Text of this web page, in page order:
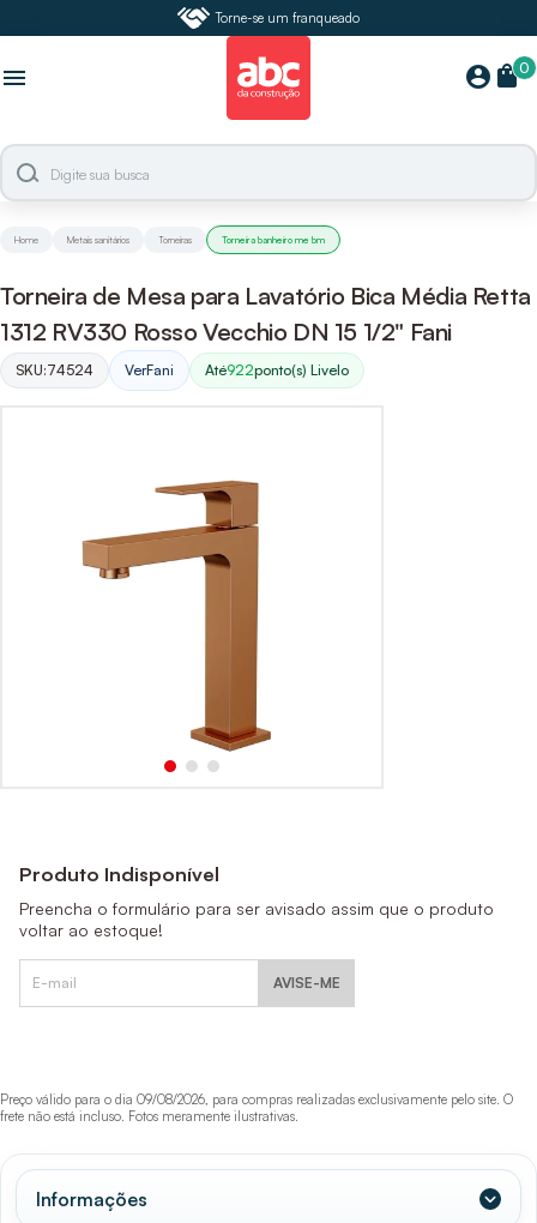
Torne-se um franqueado
menu account_circle 0
shopping_bag
Home Metais sanitários Torneiras Torneira banheiro me bm
Torneira de Mesa para Lavatório Bica Média Retta
1312 RV330 Rosso Vecchio DN 15 1/2" Fani
SKU:74524 VerFani Até922ponto(s) Livelo
Produto Indisponível
Preencha o formulário para ser avisado assim que o produto
voltar ao estoque!
AVISE-ME
Preço válido para o dia 09/08/2026, para compras realizadas exclusivamente pelo site. O
frete não está incluso. Fotos meramente ilustrativas.
Informações